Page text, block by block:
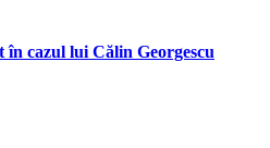
în cazul lui Călin Georgescu